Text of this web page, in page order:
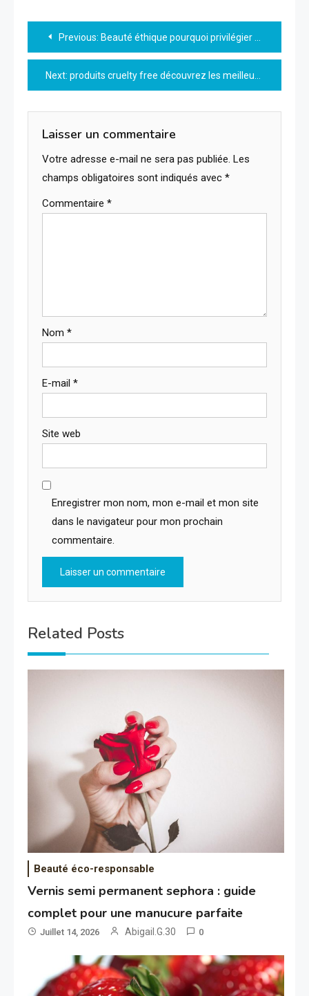
Navigation
de
l’article
Previous: Beauté éthique pourquoi privilégier des soins naturels et responsables
Next: produits cruelty free découvrez les meilleures options pour un maquillage éthique
Laisser un commentaire
Votre adresse e-mail ne sera pas publiée. Les
champs obligatoires sont indiqués avec *
Commentaire *
Nom *
E-mail *
Site web
Enregistrer mon nom, mon e-mail et mon site
dans le navigateur pour mon prochain
commentaire.
Related Posts
Beauté éco-responsable
Vernis semi permanent sephora : guide
complet pour une manucure parfaite
Juillet 14, 2026 Abigail.G.30 0